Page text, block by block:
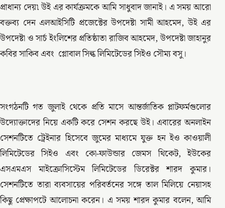
প্রাধান্য দেয়৷ উই এর কার্যক্রমকে আমি সাধুবাদ জানাই। এ সময় আরো
বক্তব্য দেন এলআইসিটি প্রজেক্টের উপদেষ্টা সামী আহমেদ, উই এর
উপদেষ্টা ও সার্চ ইংলিশের প্রতিষ্ঠাতা রাজিব আহমেদ, উপদেষ্টা জাহানুর
কবির সাকিব এবং গ্লোবাল সিল্ক লিমিটেডের সিইও সৌম্য বসু।
সংগঠনটি গত জুলাই থেকে প্রতি মাসে আন্তর্জাতিক প্লাটফর্মগুলোর
উদ্যোক্তাদের নিয়ে একটি করে সেশন করছে উই। এবারের অনলাইন
সেশনটিতে ট্রেইনার হিসেবে জুমের মাধ্যমে যুক্ত হন ইও কাওয়ালী
লিমিটেডের সিইও এবং কো-ফাউন্ডার জেমস থিকেট, ইউকের
এসএমএস মাইক্রোসিস্টেম লিমিটেডের ডিরেক্টর শারদ কুমার।
সেশনটিতে তারা ব্যবসায়ের পরিবর্তনের সঙ্গে তাল মিলিয়ে নেয়াসহ
কিছু প্রেক্ষাপটে আলোচনা করেন। এ সময় শারদ কুমার বলেন, আমি